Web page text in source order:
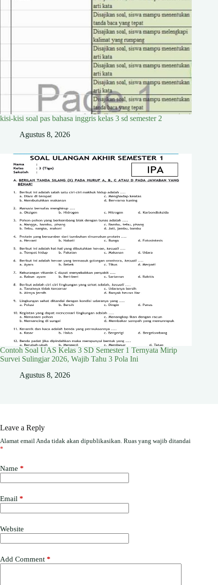
kisi-kisi soal pas bahasa inggris kelas 3 sd semester 2
Agustus 8, 2026
Contoh Soal UAS Kelas 3 SD Semester 1 Ternyata Mirip
Survei Sulingjar 2026, Wajib Tahu 3 Pola Ini
Agustus 8, 2026
Leave a Reply
Alamat email Anda tidak akan dipublikasikan. Ruas yang wajib ditandai
*
Name *
Email *
Website
Add Comment *